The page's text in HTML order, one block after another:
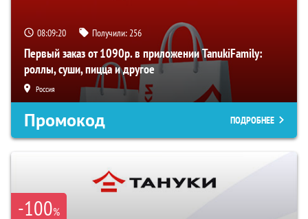
08:09:19 Получили:256
Первый заказ от 1090р. в приложении TanukiFamily:
роллы, суши, пицца и другое
Россия
Промокод ПОДРОБНЕЕ
-100%